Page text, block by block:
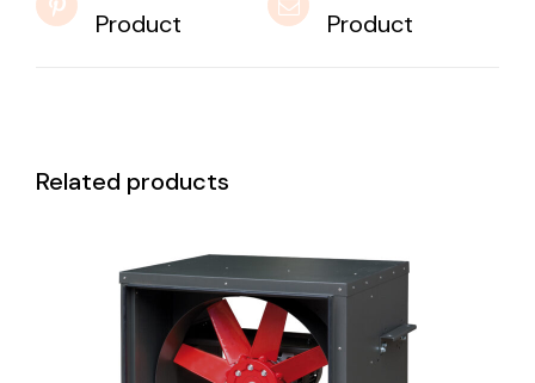
Product
Product
Related products